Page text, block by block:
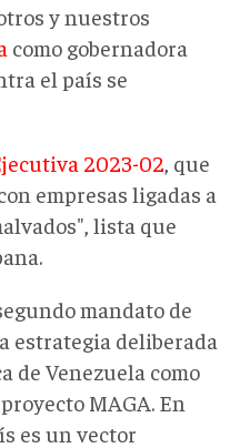
y nuestros
como gobernadora
el país se
2023-02 , que
empresas ligadas a
lista que
mandato de
estrategia deliberada
de Venezuela como
MAGA. En
es un vector